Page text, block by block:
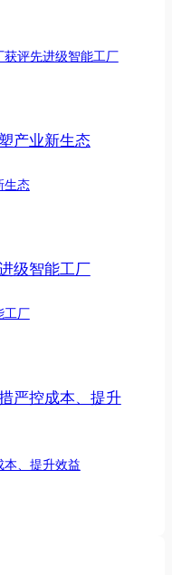
评先进级智能工厂
生态
工厂
、提升效益